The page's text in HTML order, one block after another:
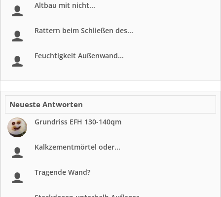
Altbau mit nicht...
Rattern beim Schließen des...
Feuchtigkeit Außenwand...
Neueste Antworten
Grundriss EFH 130-140qm
Kalkzementmörtel oder...
Tragende Wand?